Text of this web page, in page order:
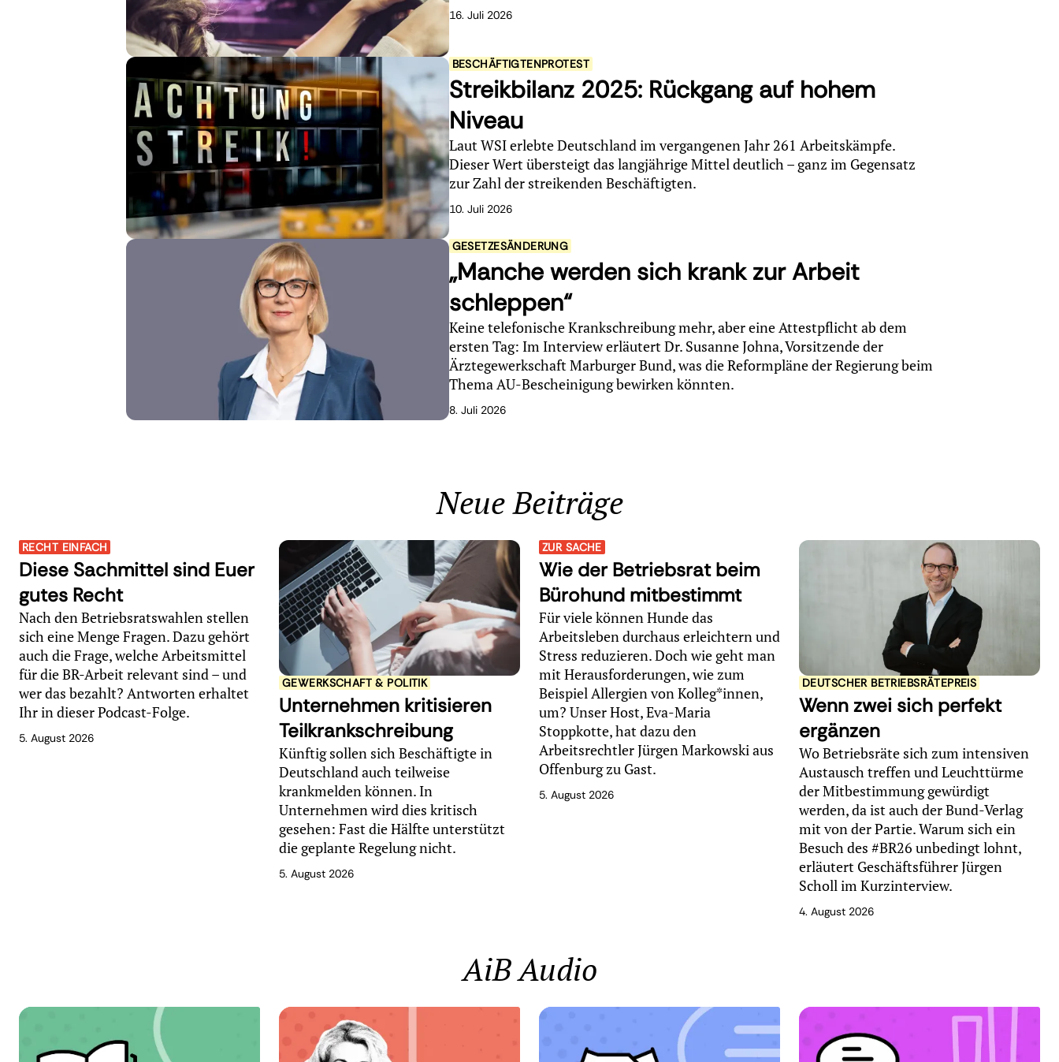
16. Juli 2026
BESCHÄFTIGTENPROTEST
Streikbilanz 2025: Rückgang auf hohem
Niveau
Laut WSI erlebte Deutschland im vergangenen Jahr 261 Arbeitskämpfe.
Dieser Wert übersteigt das langjährige Mittel deutlich – ganz im Gegensatz
zur Zahl der streikenden Beschäftigten.
10. Juli 2026
GESETZESÄNDERUNG
„Manche werden sich krank zur Arbeit
schleppen“
Keine telefonische Krankschreibung mehr, aber eine Attestpflicht ab dem
ersten Tag: Im Interview erläutert Dr. Susanne Johna, Vorsitzende der
Ärztegewerkschaft Marburger Bund, was die Reformpläne der Regierung beim
Thema AU-Bescheinigung bewirken könnten.
8. Juli 2026
Neue Beiträge
RECHT EINFACH
Diese Sachmittel sind Euer
gutes Recht
Nach den Betriebsratswahlen stellen
sich eine Menge Fragen. Dazu gehört
auch die Frage, welche Arbeitsmittel
für die BR-Arbeit relevant sind – und
wer das bezahlt? Antworten erhaltet
Ihr in dieser Podcast-Folge.
5. August 2026
GEWERKSCHAFT & POLITIK
Unternehmen kritisieren
Teilkrankschreibung
Künftig sollen sich Beschäftigte in
Deutschland auch teilweise
krankmelden können. In
Unternehmen wird dies kritisch
gesehen: Fast die Hälfte unterstützt
die geplante Regelung nicht.
5. August 2026
ZUR SACHE
Wie der Betriebsrat beim
Bürohund mitbestimmt
Für viele können Hunde das
Arbeitsleben durchaus erleichtern und
Stress reduzieren. Doch wie geht man
mit Herausforderungen, wie zum
Beispiel Allergien von Kolleg*innen,
um? Unser Host, Eva-Maria
Stoppkotte, hat dazu den
Arbeitsrechtler Jürgen Markowski aus
Offenburg zu Gast.
5. August 2026
DEUTSCHER BETRIEBSRÄTEPREIS
Wenn zwei sich perfekt
ergänzen
Wo Betriebsräte sich zum intensiven
Austausch treffen und Leuchttürme
der Mitbestimmung gewürdigt
werden, da ist auch der Bund-Verlag
mit von der Partie. Warum sich ein
Besuch des #BR26 unbedingt lohnt,
erläutert Geschäftsführer Jürgen
Scholl im Kurzinterview.
4. August 2026
AiB Audio